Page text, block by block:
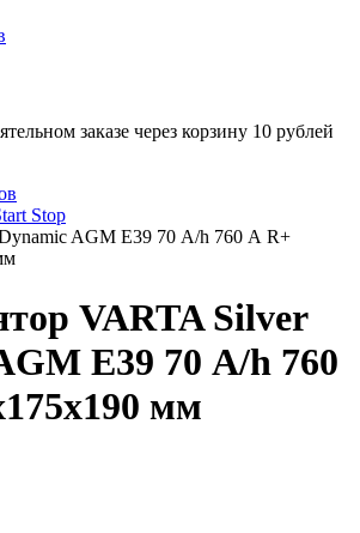
заказе через корзину 10 рублей
Stop
AGM E39 70 А/h 760 А R+
VARTA Silver
E39 70 А/h 760
мм